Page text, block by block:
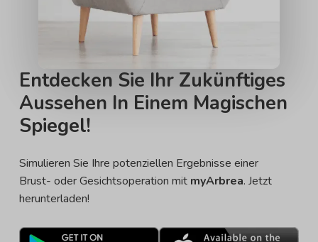
Entdecken Sie Ihr Zukünftiges
Aussehen In Einem Magischen
Spiegel!
Simulieren Sie Ihre potenziellen Ergebnisse einer
Brust- oder Gesichtsoperation mit myArbrea. Jetzt
herunterladen!